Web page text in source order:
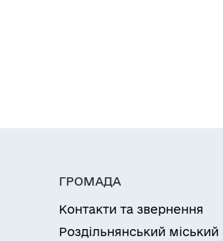
ГРОМАДА
Контакти та звернення
Роздільнянський міський